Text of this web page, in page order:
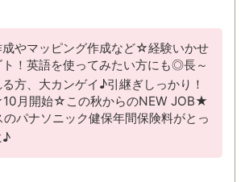
やマッピング作成など☆経験いかせ
ト！英語を使ってみたい方にも◎長～
方、大カンゲイ♪引継ぎしっかり！
月開始☆この秋からのNEW JOB★
パナソニック健保年間保険料がとっ
♪